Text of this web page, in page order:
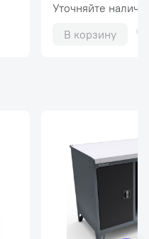
Уточняйте
В корзину